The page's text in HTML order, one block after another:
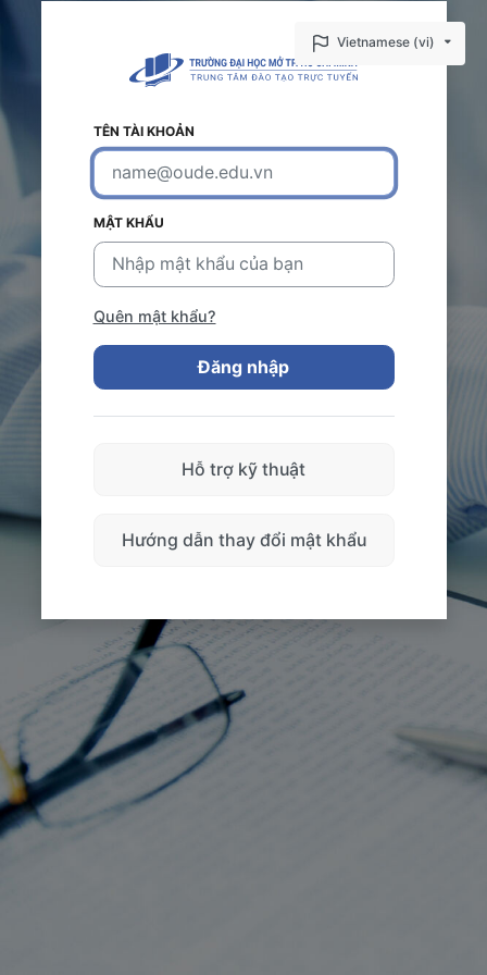
Vietnamese ‎(vi)‎
TÊN TÀI KHOẢN
MẬT KHẨU
Quên mật khẩu?
Đăng nhập
Hỗ trợ kỹ thuật
Hướng dẫn thay đổi mật khẩu